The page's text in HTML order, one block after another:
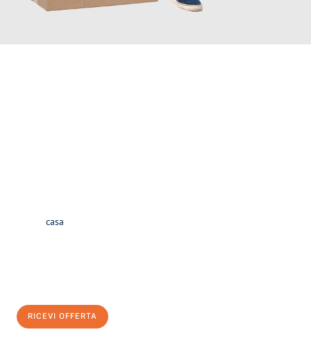
casa
RICEVI OFFERTA